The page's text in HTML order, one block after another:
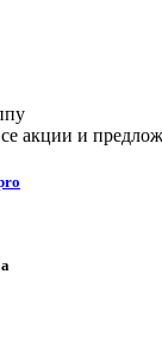
акции и